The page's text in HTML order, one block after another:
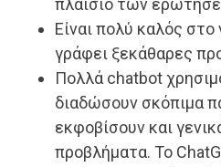
πλαίσιο των
Είναι πολύ καλός στο
γράφει ξεκάθαρες
Πολλά chatbot
διαδώσουν σκόπιμα
εκφοβίσουν και
προβλήματα. Το